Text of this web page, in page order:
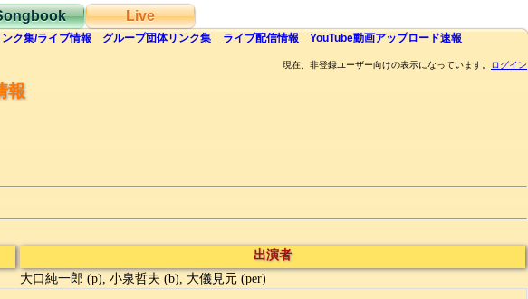
Live
ク集/ライブ情報 グループ団体リンク集 ライブ配信情報 YouTube動画アップロード速報
現在、非登録ユーザー向けの表示になっています。 ログイン
報
出演者
大口純一郎 (p), 小泉哲夫 (b), 大儀見元 (per)